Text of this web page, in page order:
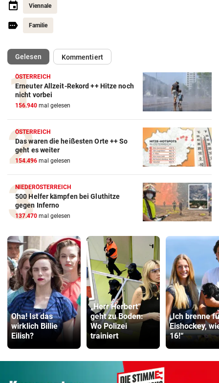
Viennale
Familie
Gelesen(ausgewählt)Kommentiert
ÖSTERREICH
Erneuter Allzeit-Rekord ++ Hitze noch
nicht vorbei
156.940 mal gelesen
ÖSTERREICH
Das waren die heißesten Orte ++ So
geht es weiter
154.496 mal gelesen
NIEDERÖSTERREICH
500 Helfer kämpfen bei Gluthitze
gegen Inferno
137.470 mal gelesen
Oha! Ist das
wirklich Billie
Eilish?
„Herr Herbert“
geht zu Boden:
Wo Polizei
trainiert
„Ich brenne
Eishockey,
16!“